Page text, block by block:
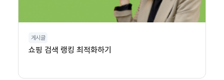
게시글
쇼핑 검색 랭킹 최적화하기